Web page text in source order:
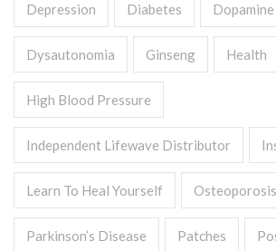
Depression Diabetes Dopamine
Dysautonomia Ginseng Health
High Blood Pressure
Independent Lifewave Distributor
Learn To Heal Yourself Osteoporosis
Parkinson’s Disease Patches